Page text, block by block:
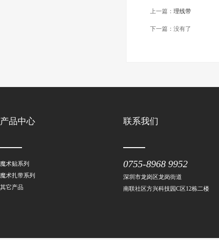
上一篇： 理线带
下一篇：没有了
产品中心
魔术贴系列
魔术扎带系列
其它产品
联系我们
0755-8968 9952
深圳市龙岗区龙岗街道
南联社区方兴科技园C区12栋二楼